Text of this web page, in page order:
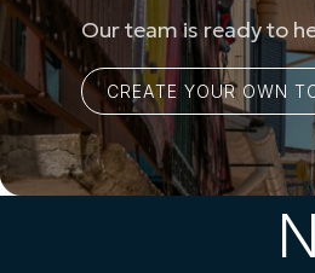
Our team is ready to